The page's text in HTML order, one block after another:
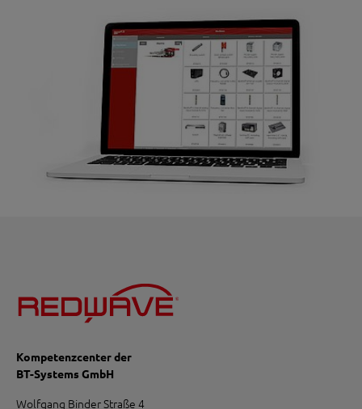
Kompetenzcenter der
BT-Systems GmbH
Wolfgang Binder Straße 4